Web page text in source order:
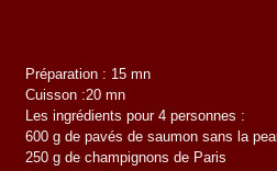
Préparation : 15 mn
Cuisson :20 mn
Les ingrédients pour 4 personnes :
600 g de pavés de saumon sans la
250 g de champignons de Paris